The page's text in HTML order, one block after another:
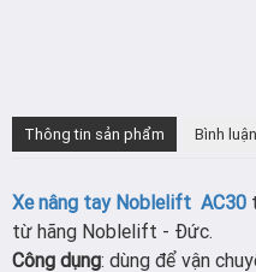
Thông tin sản phẩm Bình luận
Xe nâng tay Noblelift AC30
từ hãng Noblelift - Đức.
Công dụng: dùng để vận